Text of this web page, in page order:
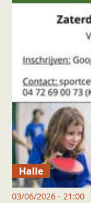
Halle
03/06/2026 - 21:00